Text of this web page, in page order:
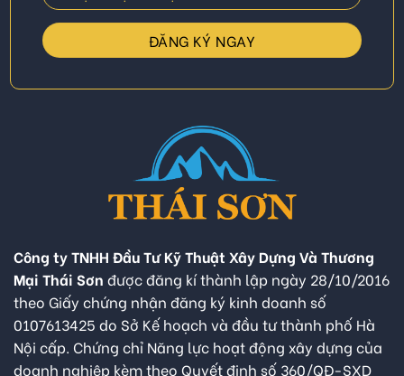
Công ty TNHH Đầu Tư Kỹ Thuật Xây Dựng Và Thương
Mại Thái Sơn được đăng kí thành lập ngày 28/10/2016
theo Giấy chứng nhận đăng ký kinh doanh số
0107613425 do Sở Kế hoạch và đầu tư thành phố Hà
Nội cấp. Chứng chỉ Năng lực hoạt động xây dựng của
doanh nghiệp kèm theo Quyết định số 360/QĐ-SXD